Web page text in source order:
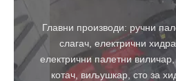
Главни производи: ручни
слагач, електрични
електрични палетни
котач, виљушкар, сто за